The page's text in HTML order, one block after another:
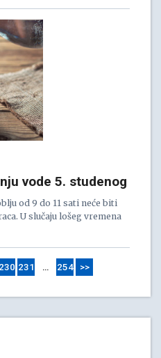
vode 5. studenog
od 9 do 11 sati neće biti
U slučaju lošeg vremena
230 231 … 254 >>